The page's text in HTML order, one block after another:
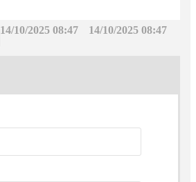
14/10/2025 08:47
14/10/2025 08:47